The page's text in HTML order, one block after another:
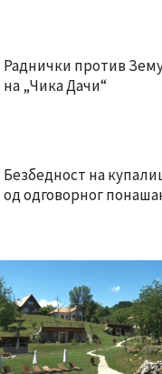
Раднички против
на „Чика Дачи“
Безбедност на
од одговорног